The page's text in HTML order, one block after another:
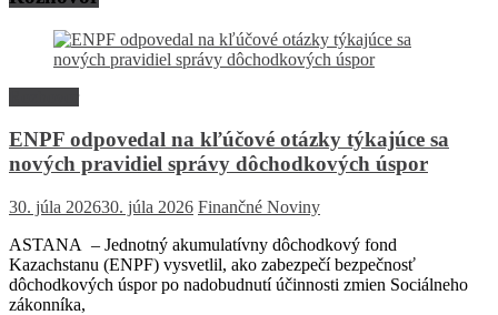
ENPF odpovedal na kľúčové otázky týkajúce sa
nových pravidiel správy dôchodkových úspor
30. júla 202630. júla 2026 Finančné Noviny
ASTANA – Jednotný akumulatívny dôchodkový fond
Kazachstanu (ENPF) vysvetlil, ako zabezpečí bezpečnosť
dôchodkových úspor po nadobudnutí účinnosti zmien Sociálneho
zákonníka,